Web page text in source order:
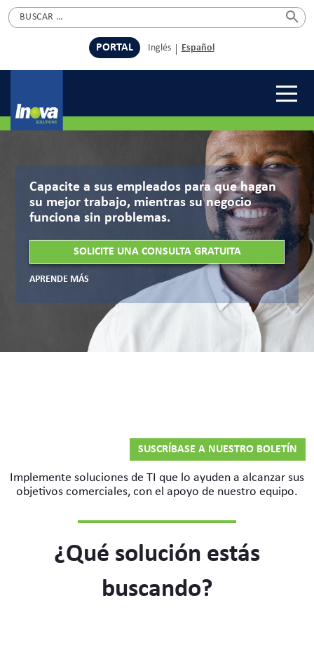
SkipBuscar:
PORTAL Inglés Español
Home»Negocio
Capacite a sus empleados para que hagan
su mejor trabajo, mientras su negocio
funciona sin problemas.
SOLICITE UNA CONSULTA GRATUITA
APRENDE MÁS
SUSCRÍBASE A NUESTRO BOLETÍN
Implemente soluciones de TI que lo ayuden a alcanzar sus
objetivos comerciales, con el apoyo de nuestro equipo.
¿Qué solución estás
buscando?